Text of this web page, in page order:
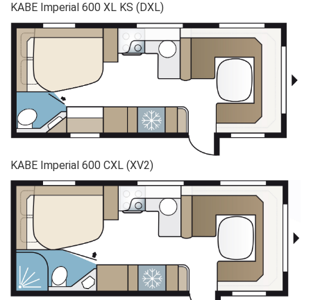
KABE Imperial 600 XL KS (DXL)
KABE Imperial 600 CXL (XV2)